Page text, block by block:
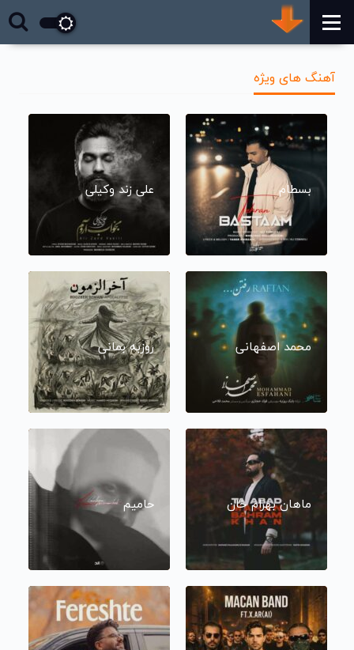
آهنگ های ویژه
بسطام علی زند وکیلی
محمد اصفهانی روزبه بمانی
ماهان بهرام خان حامیم